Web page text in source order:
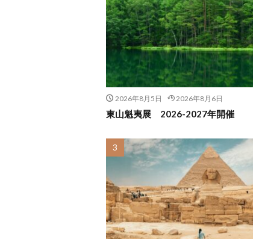
2026年8月5日 2026年8月6日
東山魁夷展 2026-2027年開催